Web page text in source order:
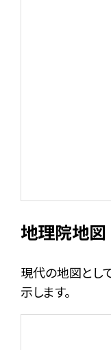
地理院地図
現代の地図とし
示します。